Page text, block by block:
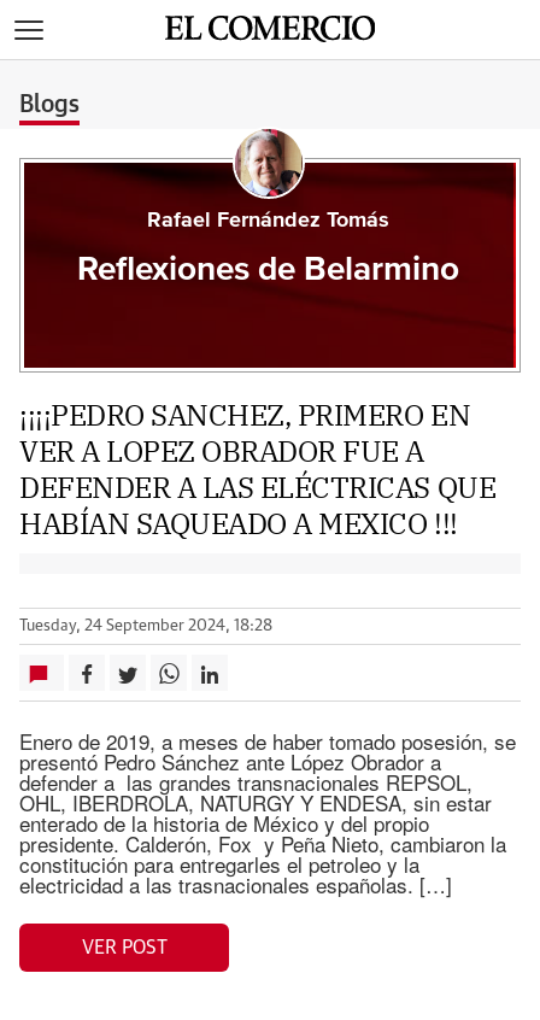
Blogs
Rafael Fernández Tomás
Reflexiones de Belarmino
¡¡¡¡PEDRO SANCHEZ, PRIMERO EN
VER A LOPEZ OBRADOR FUE A
DEFENDER A LAS ELÉCTRICAS QUE
HABÍAN SAQUEADO A MEXICO !!!
Tuesday, 24 September 2024, 18:28
Enero de 2019, a meses de haber tomado posesión, se
presentó Pedro Sánchez ante López Obrador a
defender a las grandes transnacionales REPSOL,
OHL, IBERDROLA, NATURGY Y ENDESA, sin estar
enterado de la historia de México y del propio
presidente. Calderón, Fox y Peña Nieto, cambiaron la
constitución para entregarles el petroleo y la
electricidad a las trasnacionales españolas. […]
VER POST